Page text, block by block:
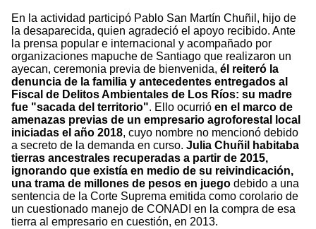
En la actividad participó Pablo San Martín Chuñil, hijo de
la desaparecida, quien agradeció el apoyo recibido. Ante
la prensa popular e internacional y acompañado por
organizaciones mapuche de Santiago que realizaron un
ayecan, ceremonia previa de bienvenida, él reiteró la
denuncia de la familia y antecedentes entregados al
Fiscal de Delitos Ambientales de Los Ríos: su madre
fue "sacada del territorio". Ello ocurrió en el marco de
amenazas previas de un empresario agroforestal local
iniciadas el año 2018, cuyo nombre no mencionó debido
a secreto de la demanda en curso. Julia Chuñil habitaba
tierras ancestrales recuperadas a partir de 2015,
ignorando que existía en medio de su reivindicación,
una trama de millones de pesos en juego debido a una
sentencia de la Corte Suprema emitida como corolario de
un cuestionado manejo de CONADI en la compra de esa
tierra al empresario en cuestión, en 2013.